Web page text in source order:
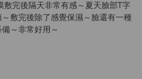
敷完後隔天非常有感～夏天臉部T字
敷完後除了感覺保濕～臉還有一種
～非常好用～